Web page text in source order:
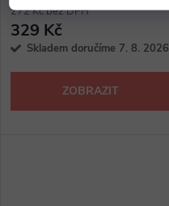
272 Kč bez DPH
329 Kč
Skladem doručíme 7. 8. 2026
ZOBRAZIT